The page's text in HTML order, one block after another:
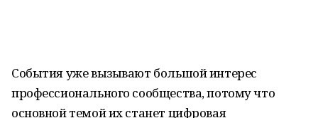
События уже вызывают большой интерес
профессионального сообщества, потому что
основной темой их станет цифровая